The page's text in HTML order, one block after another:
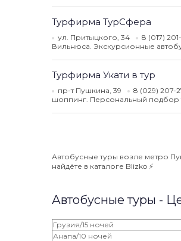
Турфирма ТурСфера
ул. Притыцкого, 34 8 (017)
Вильнюса. Экскурсионные
Турфирма Укати в тур
пр-т Пушкина, 39 8 (029) 207-
шоппинг. Персональный подбор
Автобусные туры возле метро
найдёте в каталоге Blizko ⚡️
Автобусные туры -
Грузия/15 ночей
Анапа/10 ночей